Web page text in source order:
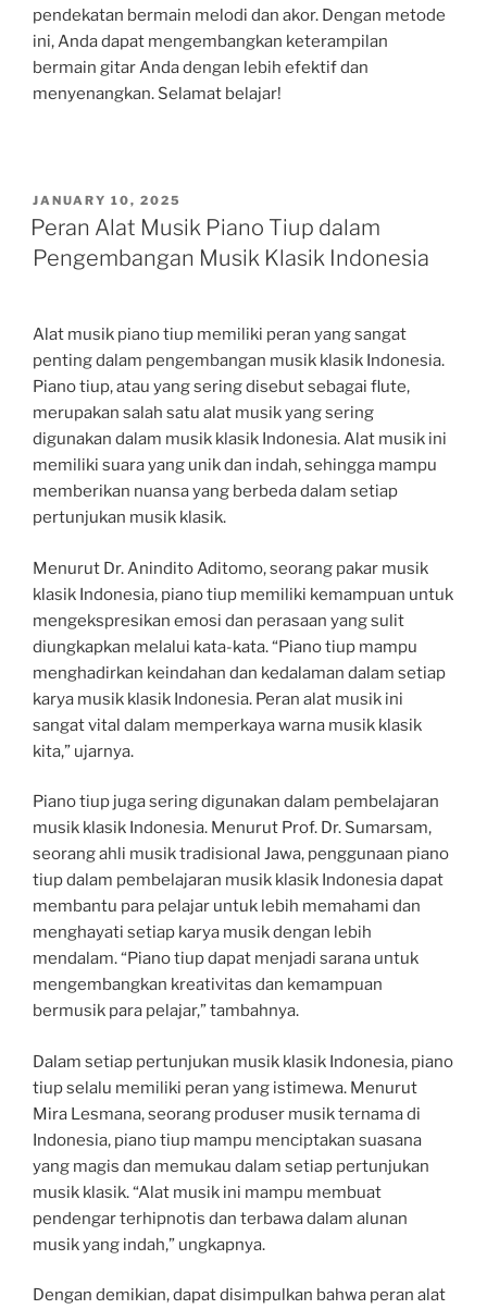
pendekatan bermain melodi dan akor. Dengan metode
ini, Anda dapat mengembangkan keterampilan
bermain gitar Anda dengan lebih efektif dan
menyenangkan. Selamat belajar!
POSTED
ON
JANUARY 10, 2025
Peran Alat Musik Piano Tiup dalam
Pengembangan Musik Klasik Indonesia
Alat musik piano tiup memiliki peran yang sangat
penting dalam pengembangan musik klasik Indonesia.
Piano tiup, atau yang sering disebut sebagai flute,
merupakan salah satu alat musik yang sering
digunakan dalam musik klasik Indonesia. Alat musik ini
memiliki suara yang unik dan indah, sehingga mampu
memberikan nuansa yang berbeda dalam setiap
pertunjukan musik klasik.
Menurut Dr. Anindito Aditomo, seorang pakar musik
klasik Indonesia, piano tiup memiliki kemampuan untuk
mengekspresikan emosi dan perasaan yang sulit
diungkapkan melalui kata-kata. “Piano tiup mampu
menghadirkan keindahan dan kedalaman dalam setiap
karya musik klasik Indonesia. Peran alat musik ini
sangat vital dalam memperkaya warna musik klasik
kita,” ujarnya.
Piano tiup juga sering digunakan dalam pembelajaran
musik klasik Indonesia. Menurut Prof. Dr. Sumarsam,
seorang ahli musik tradisional Jawa, penggunaan piano
tiup dalam pembelajaran musik klasik Indonesia dapat
membantu para pelajar untuk lebih memahami dan
menghayati setiap karya musik dengan lebih
mendalam. “Piano tiup dapat menjadi sarana untuk
mengembangkan kreativitas dan kemampuan
bermusik para pelajar,” tambahnya.
Dalam setiap pertunjukan musik klasik Indonesia, piano
tiup selalu memiliki peran yang istimewa. Menurut
Mira Lesmana, seorang produser musik ternama di
Indonesia, piano tiup mampu menciptakan suasana
yang magis dan memukau dalam setiap pertunjukan
musik klasik. “Alat musik ini mampu membuat
pendengar terhipnotis dan terbawa dalam alunan
musik yang indah,” ungkapnya.
Dengan demikian, dapat disimpulkan bahwa peran alat